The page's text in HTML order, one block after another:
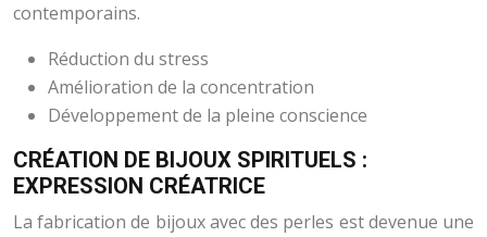
contemporains.
Réduction du stress
Amélioration de la concentration
Développement de la pleine conscience
CRÉATION DE BIJOUX SPIRITUELS :
EXPRESSION CRÉATRICE
La fabrication de bijoux avec des perles est devenue une